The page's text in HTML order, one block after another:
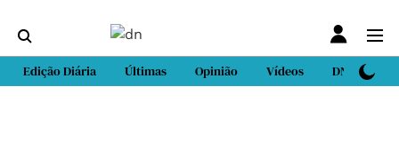
Edição Diária Últimas Opinião Vídeos DN Sport